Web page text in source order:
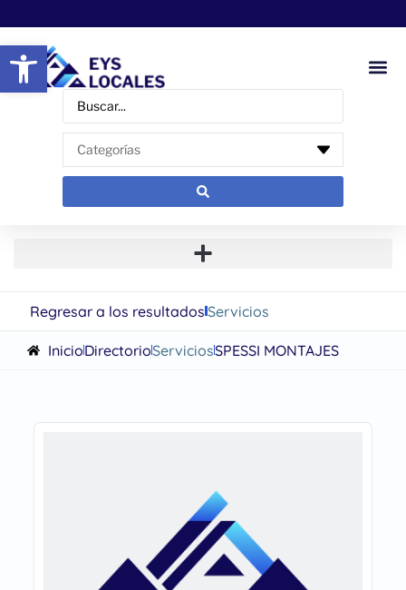
Abrir barra de herramientas
Regresar a los resultadosServicios
InicioDirectorioServiciosSPESSI MONTAJES